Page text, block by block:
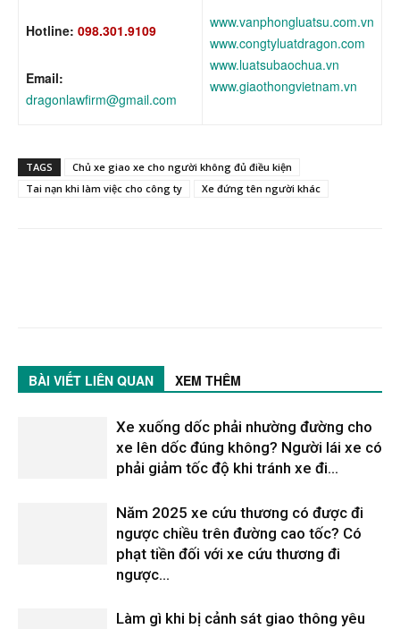
Hotline: 098.301.9109
Email:
dragonlawfirm@gmail.com
www.vanphongluatsu.com.vn
www.congtyluatdragon.com
www.luatsubaochua.vn
www.giaothongvietnam.vn
TAGS
Chủ xe giao xe cho người không đủ điều kiện
Tai nạn khi làm việc cho công ty
Xe đứng tên người khác
BÀI VIẾT LIÊN QUAN XEM THÊM
Xe xuống dốc phải nhường đường cho
xe lên dốc đúng không? Người lái xe có
phải giảm tốc độ khi tránh xe đi...
Năm 2025 xe cứu thương có được đi
ngược chiều trên đường cao tốc? Có
phạt tiền đối với xe cứu thương đi
ngược...
Làm gì khi bị cảnh sát giao thông yêu